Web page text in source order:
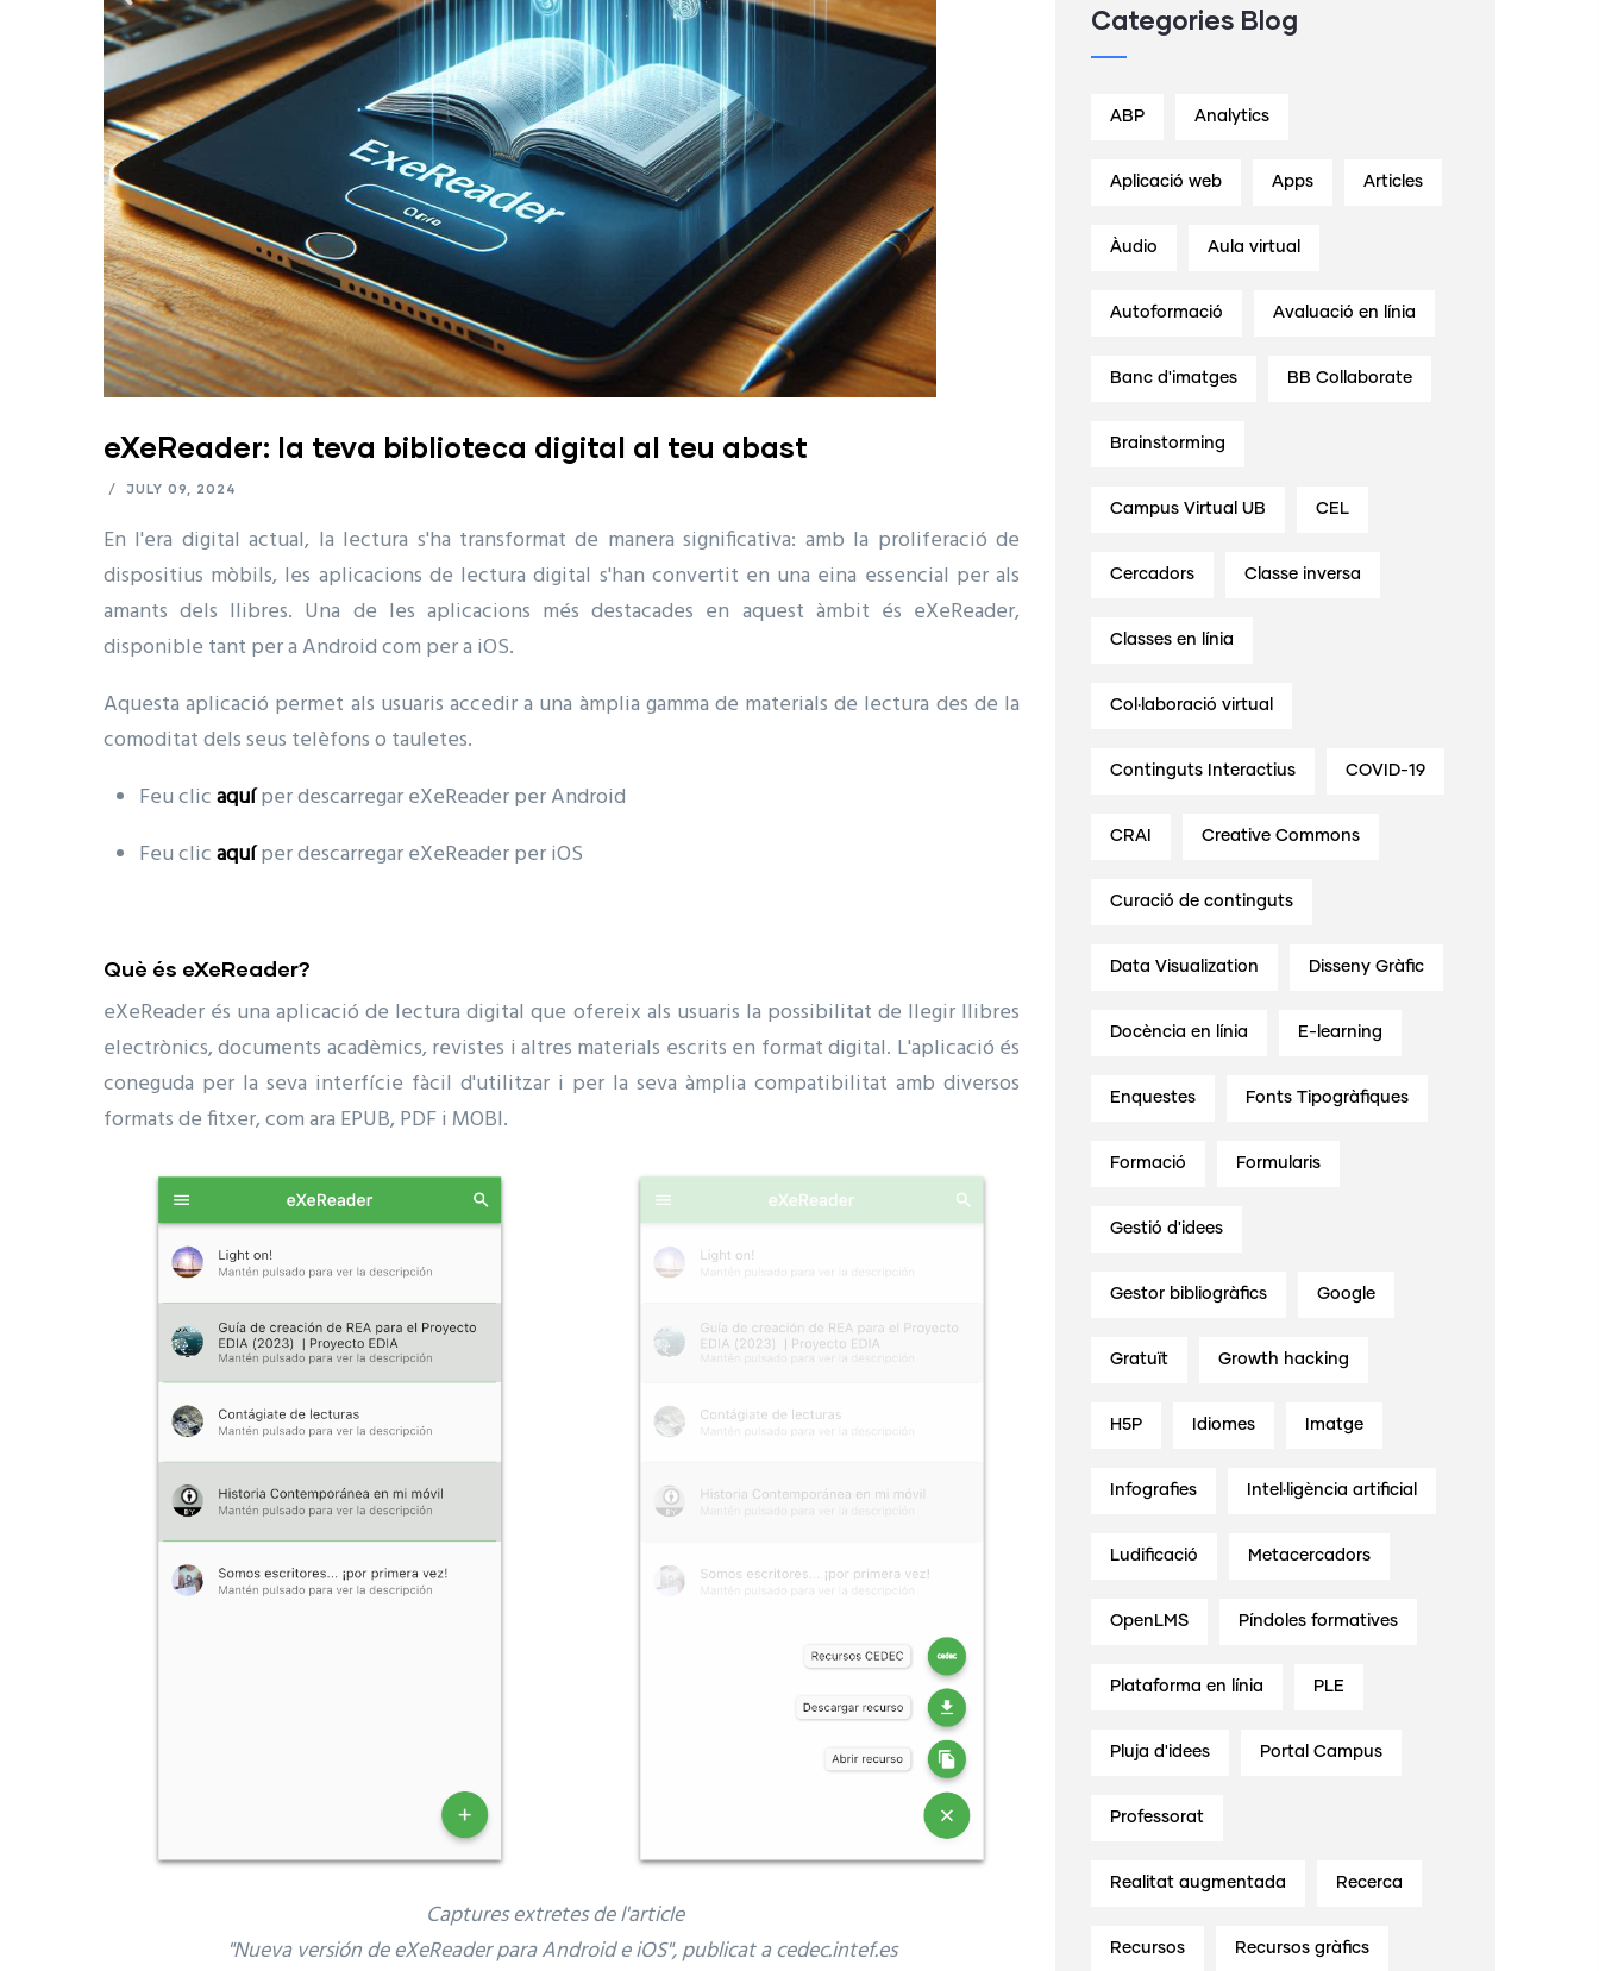
eXeReader: la teva biblioteca digital al teu abast
/ JULY 09, 2024
En l'era digital actual, la lectura s'ha transformat de manera significativa: amb la proliferació de
dispositius mòbils, les aplicacions de lectura digital s'han convertit en una eina essencial per als
amants dels llibres. Una de les aplicacions més destacades en aquest àmbit és eXeReader,
disponible tant per a Android com per a iOS.
Aquesta aplicació permet als usuaris accedir a una àmplia gamma de materials de lectura des de la
comoditat dels seus telèfons o tauletes.
Feu clicaquíper descarregar eXeReader per Android
Feu clicaquíper descarregar eXeReader per iOS
Què és eXeReader?
eXeReader és una aplicació de lectura digital que ofereix als usuaris la possibilitat de llegir llibres
electrònics, documents acadèmics, revistes i altres materials escrits en format digital. L'aplicació és
coneguda per la seva interfície fàcil d'utilitzar i per la seva àmplia compatibilitat amb diversos
formats de fitxer, com ara EPUB, PDF i MOBI.
Captures extretes de l'article
"Nueva versión de eXeReader para Android e iOS", publicat a cedec.intef.es
Categories Blog
ABP Analytics
Aplicació web Apps Articles
Àudio Aula virtual
Autoformació Avaluació en línia
Banc d'imatges BB Collaborate
Brainstorming
Campus Virtual UB CEL
Cercadors Classe inversa
Classes en línia
Col·laboració virtual
Continguts Interactius COVID-19
CRAI Creative Commons
Curació de continguts
Data Visualization Disseny Gràfic
Docència en línia E-learning
Enquestes Fonts Tipogràfiques
Formació Formularis
Gestió d'idees
Gestor bibliogràfics Google
Gratuït Growth hacking
H5P Idiomes Imatge
Infografies Intel·ligència artificial
Ludificació Metacercadors
OpenLMS Píndoles formatives
Plataforma en línia PLE
Pluja d'idees Portal Campus
Professorat
Realitat augmentada Recerca
Recursos Recursos gràfics